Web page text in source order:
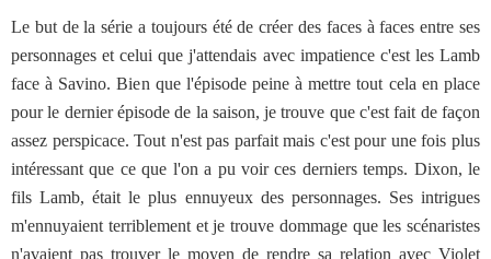
Le but de la série a toujours été de créer des faces à faces entre ses
personnages et celui que j'attendais avec impatience c'est les Lamb
face à Savino. Bien que l'épisode peine à mettre tout cela en place
pour le dernier épisode de la saison, je trouve que c'est fait de façon
assez perspicace. Tout n'est pas parfait mais c'est pour une fois plus
intéressant que ce que l'on a pu voir ces derniers temps. Dixon, le
fils Lamb, était le plus ennuyeux des personnages. Ses intrigues
m'ennuyaient terriblement et je trouve dommage que les scénaristes
n'avaient pas trouver le moyen de rendre sa relation avec Violet